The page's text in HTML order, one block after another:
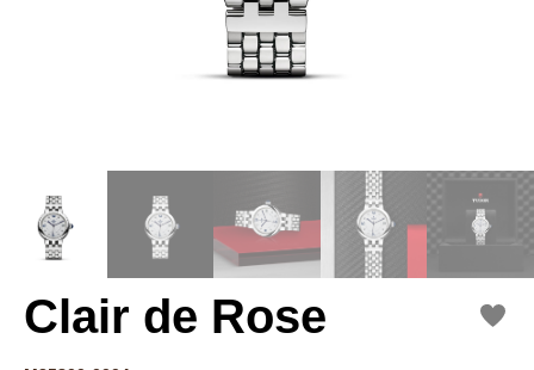
Clair de Rose